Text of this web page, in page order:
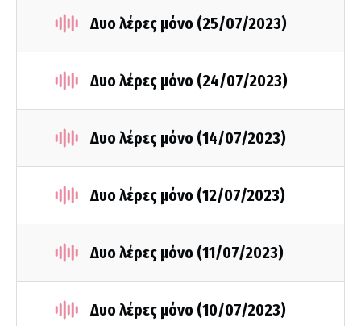
Δυο λέρες μόνο (25/07/2023)
Δυο λέρες μόνο (24/07/2023)
Δυο λέρες μόνο (14/07/2023)
Δυο λέρες μόνο (12/07/2023)
Δυο λέρες μόνο (11/07/2023)
Δυο λέρες μόνο (10/07/2023)